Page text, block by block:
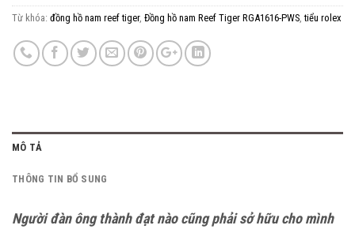
Từ khóa: đồng hồ nam reef tiger, Đồng hồ nam Reef Tiger RGA1616-PWS ,tiểu rolex
MÔ TẢ
THÔNG TIN BỔ SUNG
Người đàn ông thành đạt nào cũng phải sở hữu cho mình